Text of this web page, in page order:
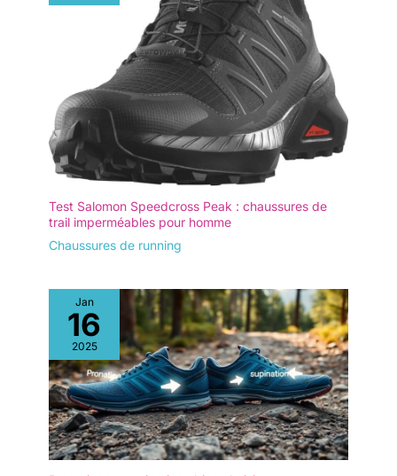
Test Salomon Speedcross Peak : chaussures de
trail imperméables pour homme
Chaussures de running
Jan
16
2025